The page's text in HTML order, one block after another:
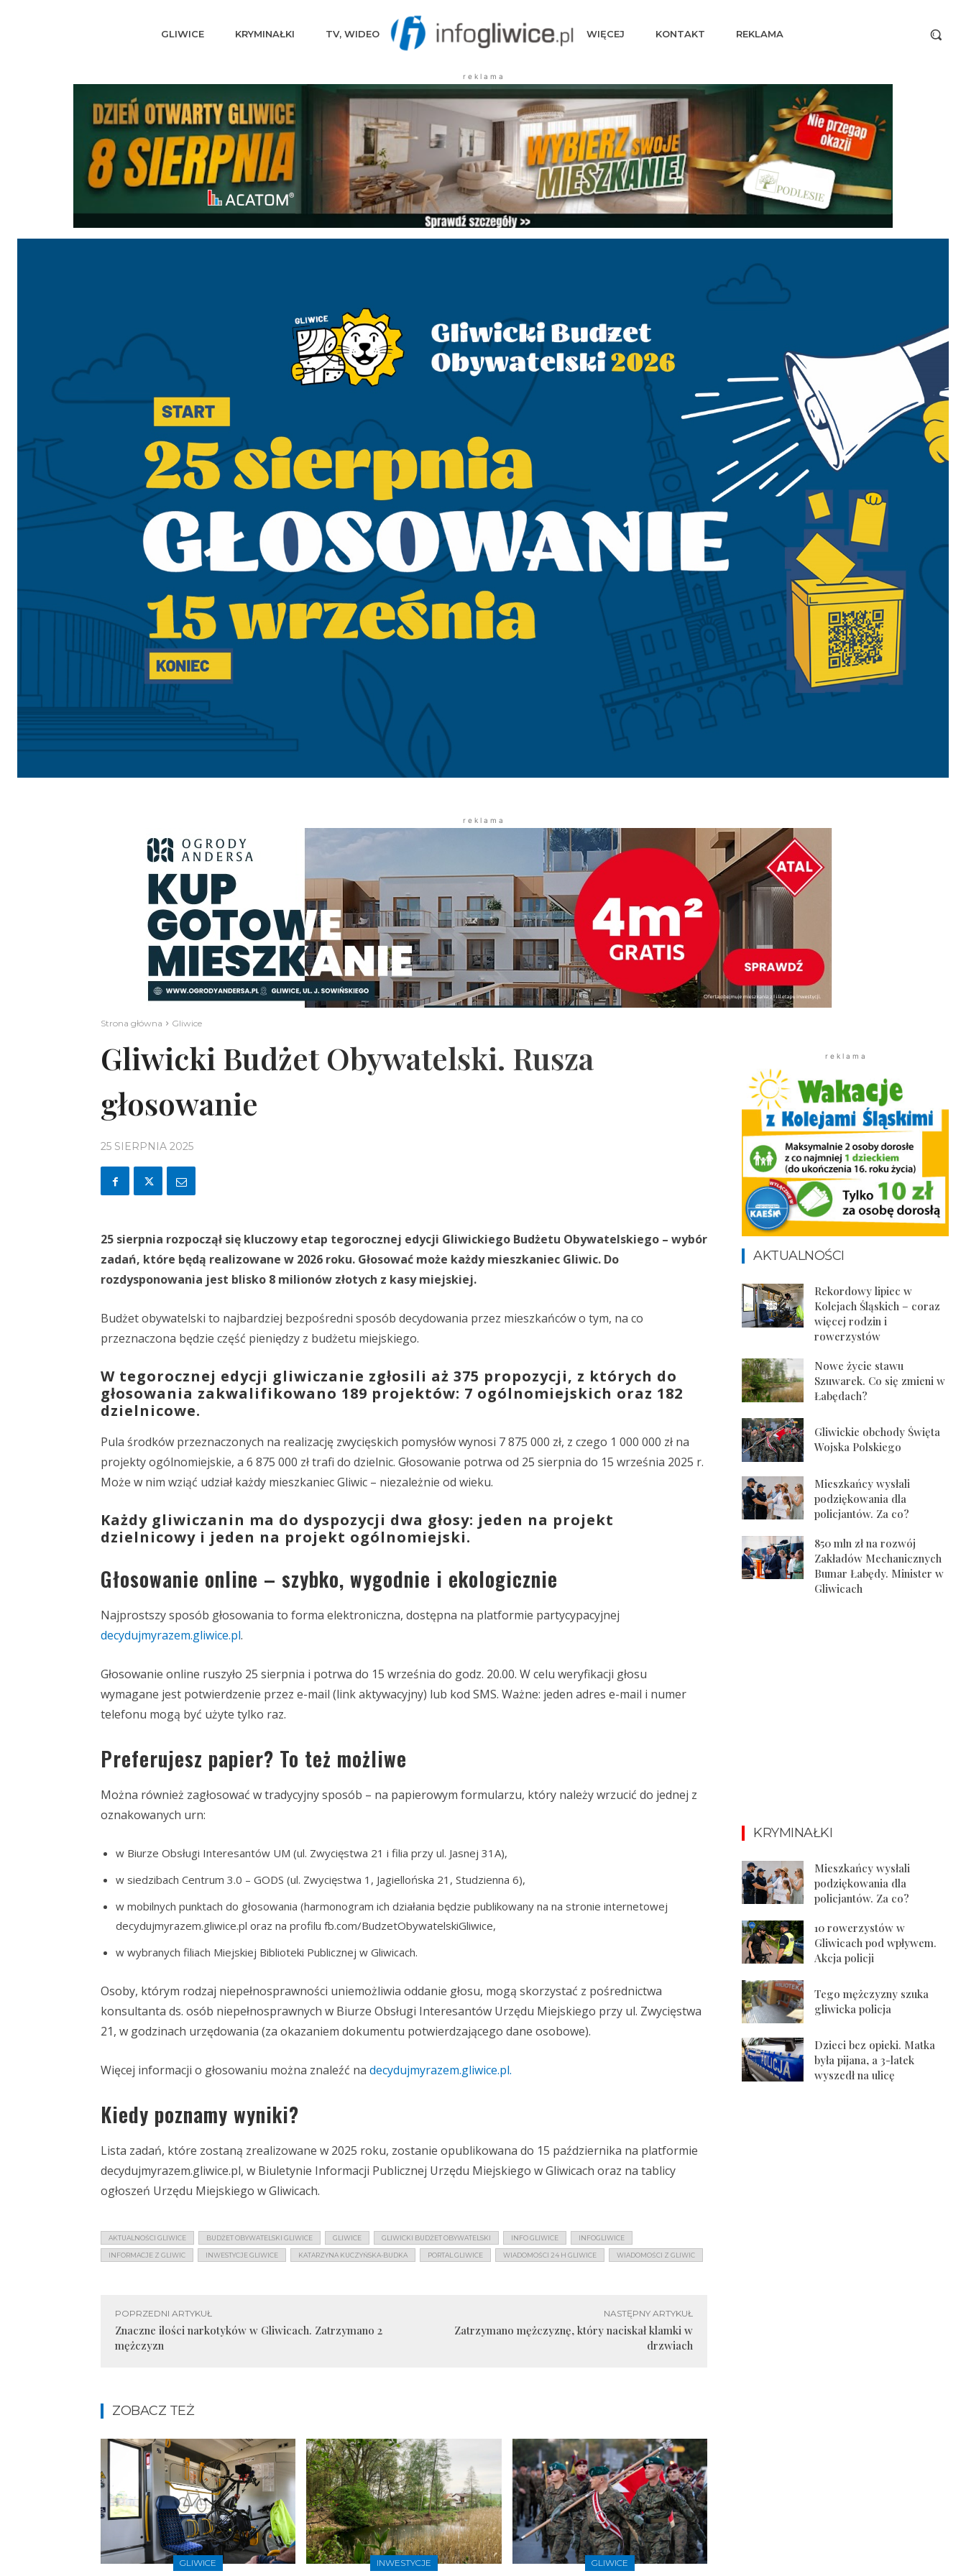
GLIWICE KRYMINAŁKI TV, WIDEO WIĘCEJ KONTAKT REKLAMA
r e k l a m a
r e k l a m a
Strona główna Gliwice
Gliwicki Budżet Obywatelski. Rusza
głosowanie
25 SIERPNIA 2025
25 sierpnia rozpoczął się kluczowy etap tegorocznej edycji Gliwickiego Budżetu Obywatelskiego – wybór
zadań, które będą realizowane w 2026 roku. Głosować może każdy mieszkaniec Gliwic. Do
rozdysponowania jest blisko 8 milionów złotych z kasy miejskiej.
Budżet obywatelski to najbardziej bezpośredni sposób decydowania przez mieszkańców o tym, na co
przeznaczona będzie część pieniędzy z budżetu miejskiego.
W tegorocznej edycji gliwiczanie zgłosili aż 375 propozycji, z których do
głosowania zakwalifikowano 189 projektów: 7 ogólnomiejskich oraz 182
dzielnicowe.
Pula środków przeznaczonych na realizację zwycięskich pomysłów wynosi 7 875 000 zł, z czego 1 000 000 zł na
projekty ogólnomiejskie, a 6 875 000 zł trafi do dzielnic. Głosowanie potrwa od 25 sierpnia do 15 września 2025 r.
Może w nim wziąć udział każdy mieszkaniec Gliwic – niezależnie od wieku.
Każdy gliwiczanin ma do dyspozycji dwa głosy: jeden na projekt
dzielnicowy i jeden na projekt ogólnomiejski.
Głosowanie online – szybko, wygodnie i ekologicznie
Najprostszy sposób głosowania to forma elektroniczna, dostępna na platformie partycypacyjnej
decydujmyrazem.gliwice.pl.
Głosowanie online ruszyło 25 sierpnia i potrwa do 15 września do godz. 20.00. W celu weryfikacji głosu
wymagane jest potwierdzenie przez e-mail (link aktywacyjny) lub kod SMS. Ważne: jeden adres e-mail i numer
telefonu mogą być użyte tylko raz.
Preferujesz papier? To też możliwe
Można również zagłosować w tradycyjny sposób – na papierowym formularzu, który należy wrzucić do jednej z
oznakowanych urn:
w Biurze Obsługi Interesantów UM (ul. Zwycięstwa 21 i filia przy ul. Jasnej 31A),
w siedzibach Centrum 3.0 – GODS (ul. Zwycięstwa 1, Jagiellońska 21, Studzienna 6),
w mobilnych punktach do głosowania (harmonogram ich działania będzie publikowany na na stronie internetowej
decydujmyrazem.gliwice.pl oraz na profilu fb.com/BudzetObywatelskiGliwice,
w wybranych filiach Miejskiej Biblioteki Publicznej w Gliwicach.
Osoby, którym rodzaj niepełnosprawności uniemożliwia oddanie głosu, mogą skorzystać z pośrednictwa
konsultanta ds. osób niepełnosprawnych w Biurze Obsługi Interesantów Urzędu Miejskiego przy ul. Zwycięstwa
21, w godzinach urzędowania (za okazaniem dokumentu potwierdzającego dane osobowe).
Więcej informacji o głosowaniu można znaleźć na decydujmyrazem.gliwice.pl.
Kiedy poznamy wyniki?
Lista zadań, które zostaną zrealizowane w 2025 roku, zostanie opublikowana do 15 października na platformie
decydujmyrazem.gliwice.pl, w Biuletynie Informacji Publicznej Urzędu Miejskiego w Gliwicach oraz na tablicy
ogłoszeń Urzędu Miejskiego w Gliwicach.
AKTUALNOŚCI GLIWICE BUDŻET OBYWATELSKI GLIWICE GLIWICE GLIWICKI BUDŻET OBYWATELSKI INFO GLIWICE INFOGLIWICE
INFORMACJE Z GLIWIC INWESTYCJE GLIWICE KATARZYNA KUCZYŃSKA-BUDKA PORTAL GLIWICE WIADOMOŚCI 24 H GLIWICE WIADOMOŚCI Z GLIWIC
POPRZEDNI ARTYKUŁ
Znaczne ilości narkotyków w Gliwicach. Zatrzymano 2
mężczyzn
NASTĘPNY ARTYKUŁ
Zatrzymano mężczyznę, który naciskał klamki w
drzwiach
ZOBACZ TEŻ
GLIWICE INWESTYCJE GLIWICE
r e k l a m a
AKTUALNOŚCI
Rekordowy lipiec w
Kolejach Śląskich – coraz
więcej rodzin i
rowerzystów
Nowe życie stawu
Szuwarek. Co się zmieni w
Łabędach?
Gliwickie obchody Święta
Wojska Polskiego
Mieszkańcy wysłali
podziękowania dla
policjantów. Za co?
850 mln zł na rozwój
Zakładów Mechanicznych
Bumar Łabędy. Minister w
Gliwicach
KRYMINAŁKI
Mieszkańcy wysłali
podziękowania dla
policjantów. Za co?
10 rowerzystów w
Gliwicach pod wpływem.
Akcja policji
Tego mężczyzny szuka
gliwicka policja
Dzieci bez opieki. Matka
była pijana, a 3-latek
wyszedł na ulicę